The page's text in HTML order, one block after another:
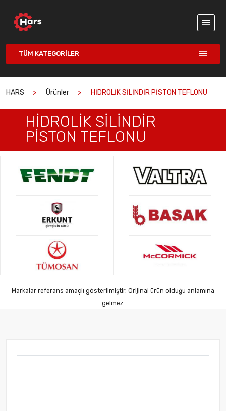
TÜM KATEGORILER
HARS Ürünler HİDROLİK SİLİNDİR PİSTON TEFLONU
HİDROLİK SİLİNDİR
PİSTON TEFLONU
Markalar referans amaçlı gösterilmiştir. Orijinal ürün olduğu anlamına
gelmez.